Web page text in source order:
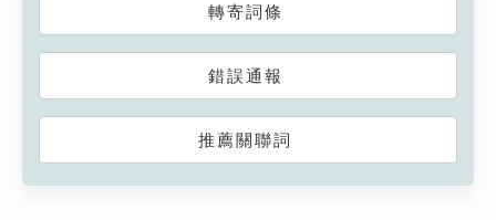
轉寄詞條
錯誤通報
推薦關聯詞